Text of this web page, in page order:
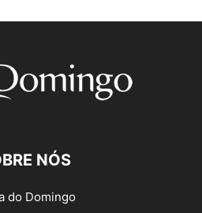
NÓS
do Domingo